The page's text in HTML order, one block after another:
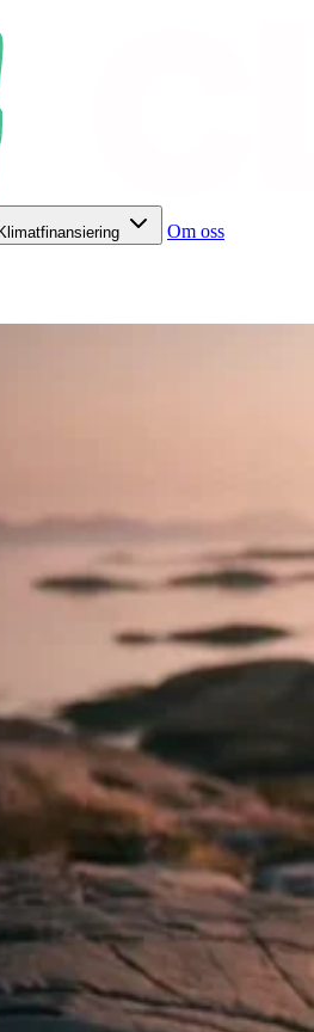
Klimatfinansiering Om oss